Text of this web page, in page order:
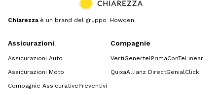
Chiarezza è un brand del gruppo Howden
Assicurazioni
Assicurazioni Auto
Assicurazioni Moto
Compagnie AssicurativePreventivi
Compagnie
VertiGenertel PrimaConTeLinear
QuixaAllianz DirectGenialClick